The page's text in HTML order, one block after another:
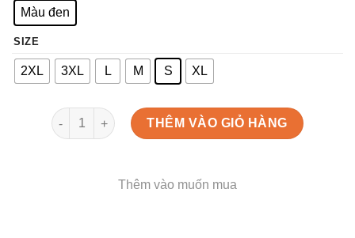
Màu đen
SIZE
2XL 3XL L M S XL
Áo thun thợ cắt tóc số lượng
THÊM VÀO GIỎ HÀNG
Thêm vào muốn mua